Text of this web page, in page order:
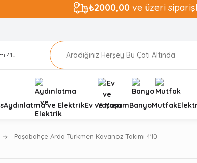
₺2000,00ve üzeri
Aydınlatma ve ElektrikEv ve YaşamBanyoMutfak
Paşabahçe Arda Türkmen Kavanoz Takımı 4'lü